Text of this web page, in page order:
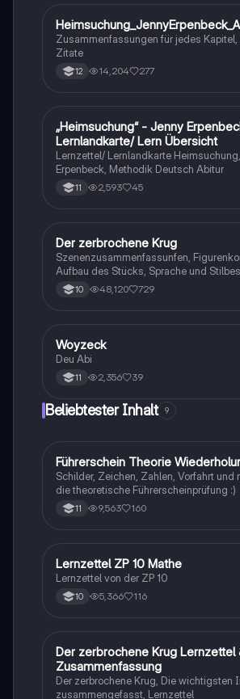
Deutsch
Zusammenfassungen für jedes
Zitate
12 14,204 277
Deutsch
„Heimsuchung“ - Jenny
Lernlandkarte/ Lern Übersicht
Lernzettel/ Lernlandkarte
Erpenbeck, Methodik Deutsch Abitur
11 2,593 45
Deutsch
Der zerbrochene Krug
Szenenzusammenfassunfen,
Aufbau des Stücks, Sprache und
Aussageabsicht, Thematik,
10 48,120 729
Deutsch
Woyzeck
Deu Abi
11 2,356 39
Beliebtester Inhalt 9
Lerntipps
Führerschein Theorie
Schilder, Zeichen, Zahlen, Vorfahrt und
die theoretische Führerscheinprüfung :)
11 9,563 160
Mathe
Lernzettel ZP 10 Mathe
Lernzettel von der ZP 10
10 5,366 116
Deutsch
Der zerbrochene Krug Lernzettel
Zusammenfassung
Der zerbrochene Krug, Die wichtigsten
zusammengefasst, Lernzettel